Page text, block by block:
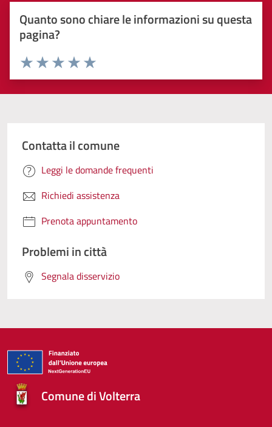
Quanto sono chiare le informazioni su questa
pagina?
Valuta 5 stelle su 5
Valuta 4 stelle su 5
Valuta 3 stelle su 5
Valuta 2 stelle su 5
Valuta 1 stelle su 5
Contatta il comune
Leggi le domande frequenti
Richiedi assistenza
Prenota appuntamento
Problemi in città
Segnala disservizio
Comune di Volterra